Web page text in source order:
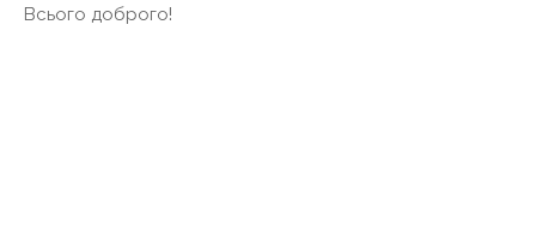
Всього доброго!